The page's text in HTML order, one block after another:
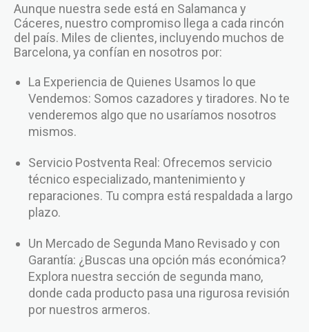
Aunque nuestra sede está en Salamanca y
Cáceres, nuestro compromiso llega a cada rincón
del país. Miles de clientes, incluyendo muchos de
Barcelona, ya confían en nosotros por:
La Experiencia de Quienes Usamos lo que
Vendemos: Somos cazadores y tiradores. No te
venderemos algo que no usaríamos nosotros
mismos.
Servicio Postventa Real: Ofrecemos servicio
técnico especializado, mantenimiento y
reparaciones. Tu compra está respaldada a largo
plazo.
Un Mercado de Segunda Mano Revisado y con
Garantía: ¿Buscas una opción más económica?
Explora nuestra sección de segunda mano,
donde cada producto pasa una rigurosa revisión
por nuestros armeros.